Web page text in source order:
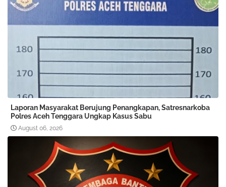
Laporan Masyarakat Berujung Penangkapan, Satresnarkoba
Polres Aceh Tenggara Ungkap Kasus Sabu
August 06, 2026